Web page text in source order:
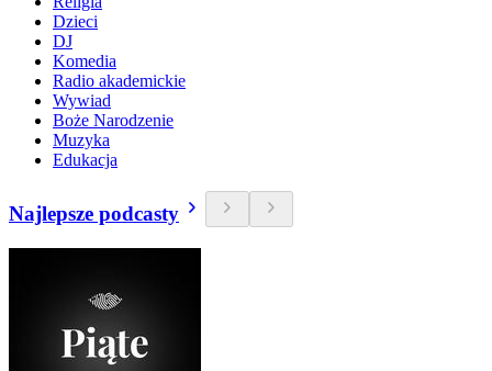
Dzieci
DJ
Komedia
Radio akademickie
Wywiad
Boże Narodzenie
Muzyka
Edukacja
Najlepsze podcasty